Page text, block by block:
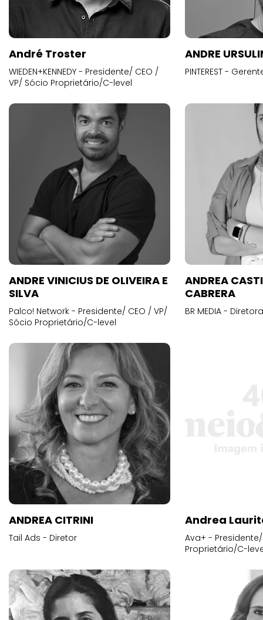
André Troster
WIEDEN+KENNEDY - Presidente/ CEO /
VP/ Sócio Proprietário/C-level
ANDRE
PINTEREST -
ANDRE VINICIUS DE OLIVEIRA E
SILVA
Palco! Network - Presidente/ CEO / VP/
Sócio Proprietário/C-level
ANDREA
CABRERA
BR MEDIA -
ANDREA CITRINI
Tail Ads - Diretor
Andrea
Ava+ -
Proprietário/C-